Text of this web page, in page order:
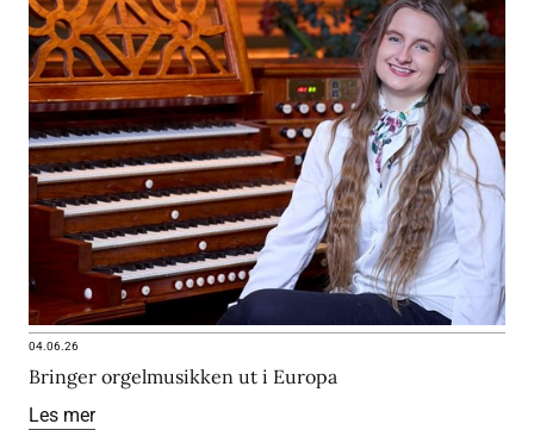
04.06.26
Bringer orgelmusikken ut i Europa
Les mer